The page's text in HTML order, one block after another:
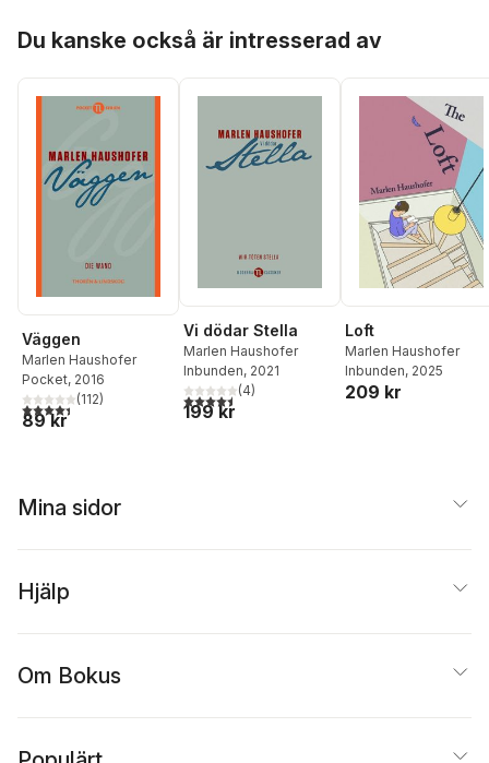
Du kanske också är intresserad av
Väggen
Marlen Haushofer
Pocket, 2016
4,4utav 5 stjärnor. Totalt antal röster:
(112)
89 kr
Vi dödar Stella
Marlen Haushofer
Inbunden, 2021
4,5utav 5 stjärnor. Totalt antal röster:
(4)
199 kr
Loft
Marlen Haushofer
Inbunden, 2025
209 kr
Mina sidor
Hjälp
Om Bokus